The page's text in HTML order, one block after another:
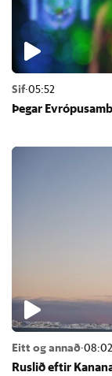
Sif·05:52
Þeg­ar
Eitt og annað·08:02
Rusl­ið eft­ir